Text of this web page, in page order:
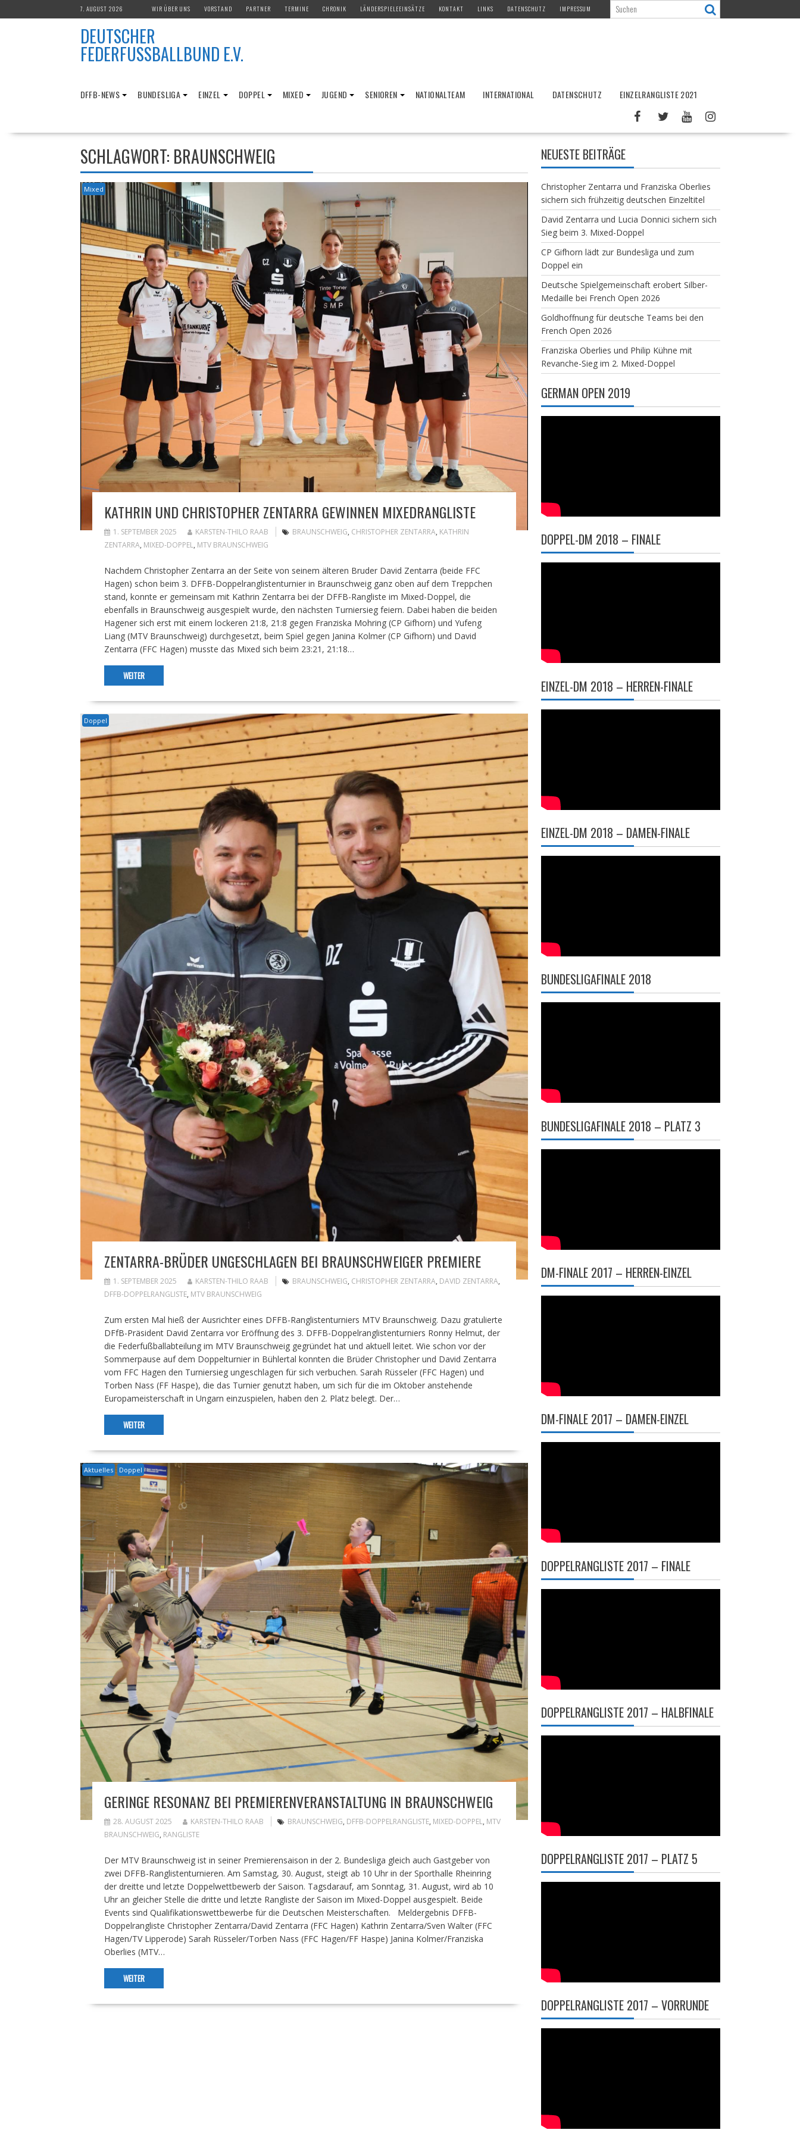
to
7. AUGUST 2026 WIR ÜBER UNS VORSTAND PARTNER TERMINE CHRONIK LÄNDERSPIELEEINSÄTZE KONTAKT LINKS DATENSCHUTZ IMPRESSUM
DEUTSCHER
FEDERFUSSBALLBUND E.V.
DFFB-NEWS BUNDESLIGA EINZEL DOPPEL MIXED JUGEND SENIOREN NATIONALTEAM INTERNATIONAL DATENSCHUTZ EINZELRANGLISTE 2021
SCHLAGWORT: BRAUNSCHWEIG
Mixed
KATHRIN UND CHRISTOPHER ZENTARRA GEWINNEN MIXEDRANGLISTE
1. SEPTEMBER 2025 KARSTEN-THILO RAAB BRAUNSCHWEIG, CHRISTOPHER ZENTARRA, KATHRIN
ZENTARRA, MIXED-DOPPEL, MTV BRAUNSCHWEIG
Nachdem Christopher Zentarra an der Seite von seinem älteren Bruder David Zentarra (beide FFC
Hagen) schon beim 3. DFFB-Doppelranglistenturnier in Braunschweig ganz oben auf dem Treppchen
stand, konnte er gemeinsam mit Kathrin Zentarra bei der DFFB-Rangliste im Mixed-Doppel, die
ebenfalls in Braunschweig ausgespielt wurde, den nächsten Turniersieg feiern. Dabei haben die beiden
Hagener sich erst mit einem lockeren 21:8, 21:8 gegen Franziska Mohring (CP Gifhorn) und Yufeng
Liang (MTV Braunschweig) durchgesetzt, beim Spiel gegen Janina Kolmer (CP Gifhorn) und David
Zentarra (FFC Hagen) musste das Mixed sich beim 23:21, 21:18…
WEITER
Doppel
ZENTARRA-BRÜDER UNGESCHLAGEN BEI BRAUNSCHWEIGER PREMIERE
1. SEPTEMBER 2025 KARSTEN-THILO RAAB BRAUNSCHWEIG, CHRISTOPHER ZENTARRA, DAVID ZENTARRA,
DFFB-DOPPELRANGLISTE, MTV BRAUNSCHWEIG
Zum ersten Mal hieß der Ausrichter eines DFFB-Ranglistenturniers MTV Braunschweig. Dazu gratulierte
DFfB-Präsident David Zentarra vor Eröffnung des 3. DFFB-Doppelranglistenturniers Ronny Helmut, der
die Federfußballabteilung im MTV Braunschweig gegründet hat und aktuell leitet. Wie schon vor der
Sommerpause auf dem Doppelturnier in Bühlertal konnten die Brüder Christopher und David Zentarra
vom FFC Hagen den Turniersieg ungeschlagen für sich verbuchen. Sarah Rüsseler (FFC Hagen) und
Torben Nass (FF Haspe), die das Turnier genutzt haben, um sich für die im Oktober anstehende
Europameisterschaft in Ungarn einzuspielen, haben den 2. Platz belegt. Der…
WEITER
Aktuelles Doppel
GERINGE RESONANZ BEI PREMIERENVERANSTALTUNG IN BRAUNSCHWEIG
28. AUGUST 2025 KARSTEN-THILO RAAB BRAUNSCHWEIG, DFFB-DOPPELRANGLISTE, MIXED-DOPPEL, MTV
BRAUNSCHWEIG, RANGLISTE
Der MTV Braunschweig ist in seiner Premierensaison in der 2. Bundesliga gleich auch Gastgeber von
zwei DFFB-Ranglistenturnieren. Am Samstag, 30. August, steigt ab 10 Uhr in der Sporthalle Rheinring
der dreitte und letzte Doppelwettbewerb der Saison. Tagsdarauf, am Sonntag, 31. August, wird ab 10
Uhr an gleicher Stelle die dritte und letzte Rangliste der Saison im Mixed-Doppel ausgespielt. Beide
Events sind Qualifikationswettbewerbe für die Deutschen Meisterschaften. Meldergebnis DFFB-
Doppelrangliste Christopher Zentarra/David Zentarra (FFC Hagen) Kathrin Zentarra/Sven Walter (FFC
Hagen/TV Lipperode) Sarah Rüsseler/Torben Nass (FFC Hagen/FF Haspe) Janina Kolmer/Franziska
Oberlies (MTV…
WEITER
NEUESTE BEITRÄGE
Christopher Zentarra und Franziska Oberlies
sichern sich frühzeitig deutschen Einzeltitel
David Zentarra und Lucia Donnici sichern sich
Sieg beim 3. Mixed-Doppel
CP Gifhorn lädt zur Bundesliga und zum
Doppel ein
Deutsche Spielgemeinschaft erobert Silber-
Medaille bei French Open 2026
Goldhoffnung für deutsche Teams bei den
French Open 2026
Franziska Oberlies und Philip Kühne mit
Revanche-Sieg im 2. Mixed-Doppel
GERMAN OPEN 2019
DOPPEL-DM 2018 – FINALE
EINZEL-DM 2018 – HERREN-FINALE
EINZEL-DM 2018 – DAMEN-FINALE
BUNDESLIGAFINALE 2018
BUNDESLIGAFINALE 2018 – PLATZ 3
DM-FINALE 2017 – HERREN-EINZEL
DM-FINALE 2017 – DAMEN-EINZEL
DOPPELRANGLISTE 2017 – FINALE
DOPPELRANGLISTE 2017 – HALBFINALE
DOPPELRANGLISTE 2017 – PLATZ 5
DOPPELRANGLISTE 2017 – VORRUNDE